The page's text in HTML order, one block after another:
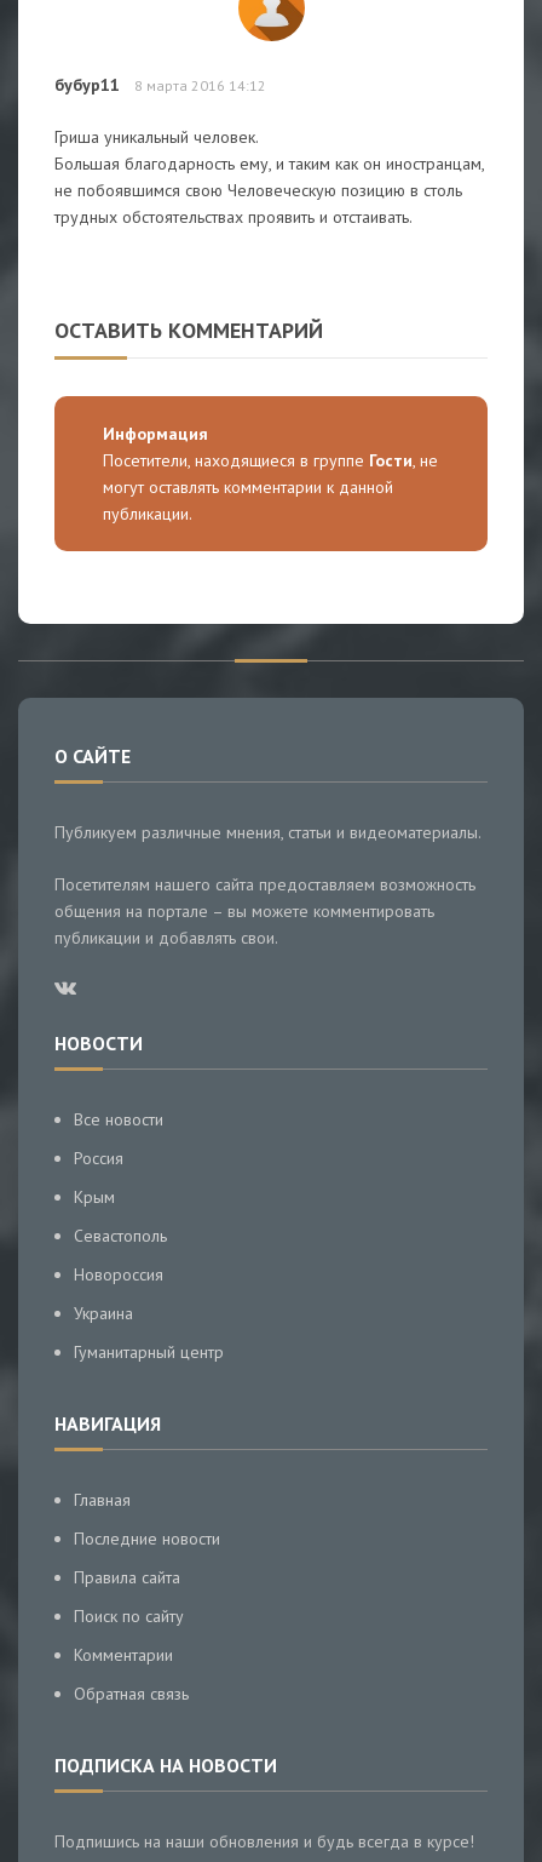
бубур11 8 марта 2016 14:12
Гриша уникальный человек.
Большая благодарность ему, и таким как он иностранцам,
не побоявшимся свою Человеческую позицию в столь
трудных обстоятельствах проявить и отстаивать.
ОСТАВИТЬ КОММЕНТАРИЙ
Информация
Посетители, находящиеся в группе Гости, не
могут оставлять комментарии к данной
публикации.
О САЙТЕ
Публикуем различные мнения, статьи и видеоматериалы.
Посетителям нашего сайта предоставляем возможность
общения на портале – вы можете комментировать
публикации и добавлять свои.
НОВОСТИ
Все новости
Россия
Крым
Севастополь
Новороссия
Украина
Гуманитарный центр
НАВИГАЦИЯ
Главная
Последние новости
Правила сайта
Поиск по сайту
Комментарии
Обратная связь
ПОДПИСКА НА НОВОСТИ
Подпишись на наши обновления и будь всегда в курсе!